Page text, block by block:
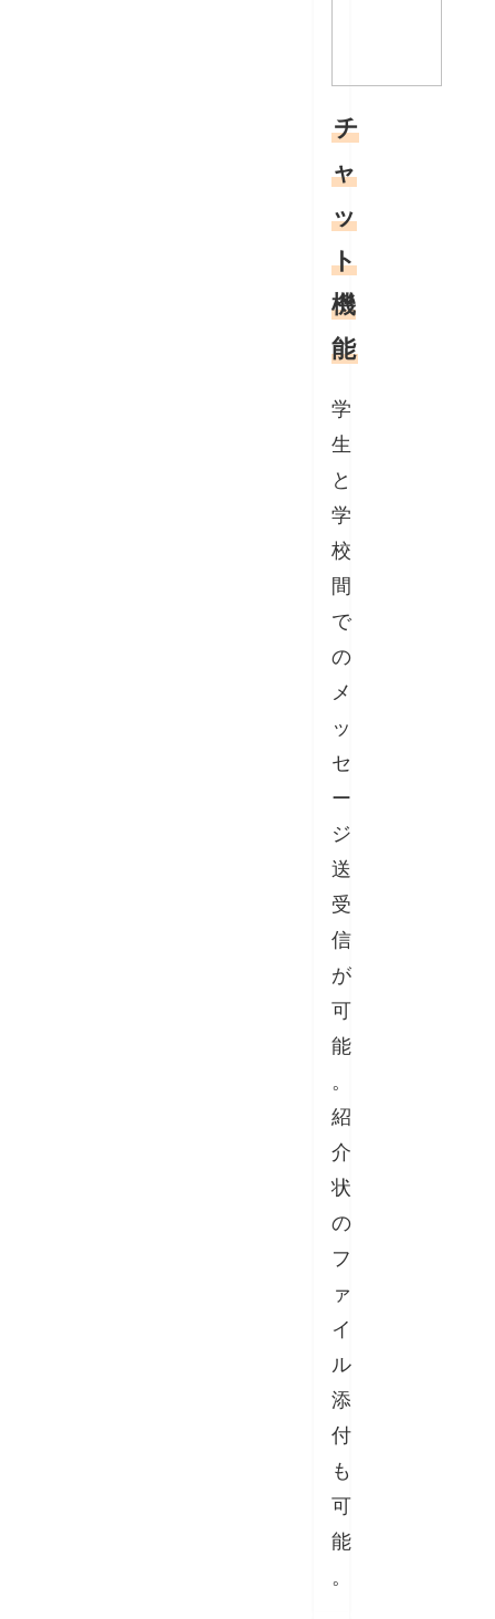
チ
ャ
ッ
ト
機
能
学
生
と
学
校
間
で
の
メ
ッ
セ
ー
ジ
送
受
信
が
可
能
。
紹
介
状
の
フ
ァ
イ
ル
添
付
も
可
能
。